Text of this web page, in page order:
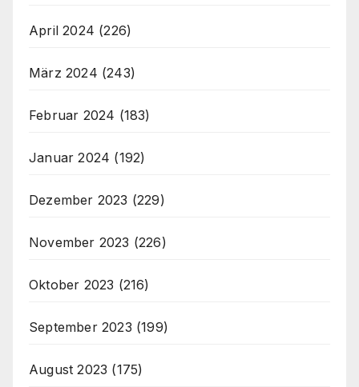
April 2024 (226)
März 2024 (243)
Februar 2024 (183)
Januar 2024 (192)
Dezember 2023 (229)
November 2023 (226)
Oktober 2023 (216)
September 2023 (199)
August 2023 (175)